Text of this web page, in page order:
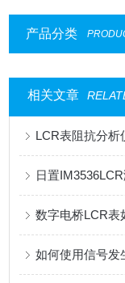
产品分类
相关文章
LCR表阻抗分析
日置
数字电桥LCR表